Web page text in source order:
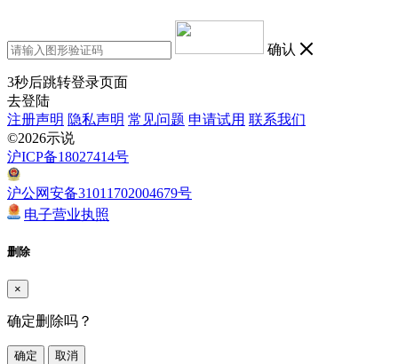
确认
3秒后跳转登录页面
去登陆
注册声明 隐私声明 常见问题 申请试用 联系我们
©2026示说
沪ICP备18027414号
沪公网安备31011702004679号
电子营业执照
删除
×
确定删除吗？
确定 取消